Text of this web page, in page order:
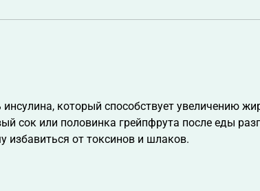
инсулина, который способствует увеличению
сок или половинка грейпфрута после еды
избавиться от токсинов и шлаков.